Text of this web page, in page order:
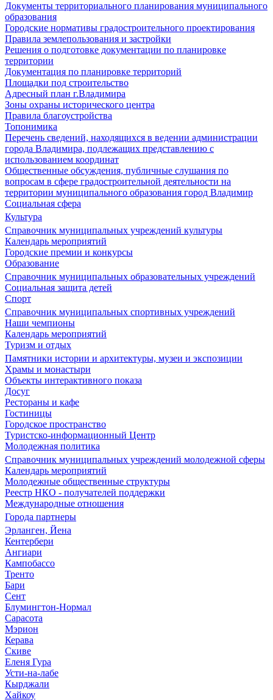
Документы территориального планирования муниципального
образования
Городские нормативы градостроительного проектирования
Правила землепользования и застройки
Решения о подготовке документации по планировке
территории
Документация по планировке территорий
Площадки под строительство
Адресный план г.Владимира
Зоны охраны исторического центра
Правила благоустройства
Топонимика
Перечень сведений, находящихся в ведении администрации
города Владимира, подлежащих представлению с
использованием координат
Общественные обсуждения, публичные слушания по
вопросам в сфере градостроительной деятельности на
территории муниципального образования город Владимир
Социальная сфера
Культура
Справочник муниципальных учреждений культуры
Календарь мероприятий
Городские премии и конкурсы
Образование
Справочник муниципальных образовательных учреждений
Социальная защита детей
Спорт
Справочник муниципальных спортивных учреждений
Наши чемпионы
Календарь мероприятий
Туризм и отдых
Памятники истории и архитектуры, музеи и экспозиции
Храмы и монастыри
Объекты интерактивного показа
Досуг
Рестораны и кафе
Гостиницы
Городское пространство
Туристско-информационный Центр
Молодежная политика
Справочник муниципальных учреждений молодежной сферы
Календарь мероприятий
Молодежные общественные структуры
Реестр НКО - получателей поддержки
Международные отношения
Города партнеры
Эрланген, Йена
Кентербери
Ангиари
Кампобассо
Тренто
Бари
Сент
Блумингтон-Нормал
Сарасота
Мэрион
Керава
Скиве
Еленя Гура
Усти-на-лабе
Кырджали
Хайкоу